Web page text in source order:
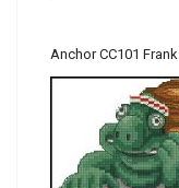
Anchor CC101 Frank